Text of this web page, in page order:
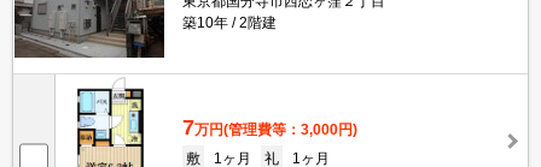
築10年
2階建
7万円(管理費等：3,000円)
敷
1ヶ月 礼
1ヶ月